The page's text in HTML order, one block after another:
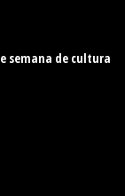
semana de cultura